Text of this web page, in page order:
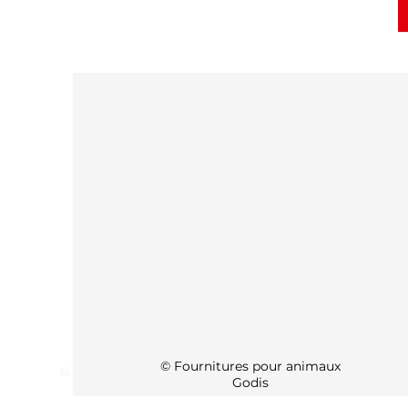
© Fournitures pour animaux
Godis